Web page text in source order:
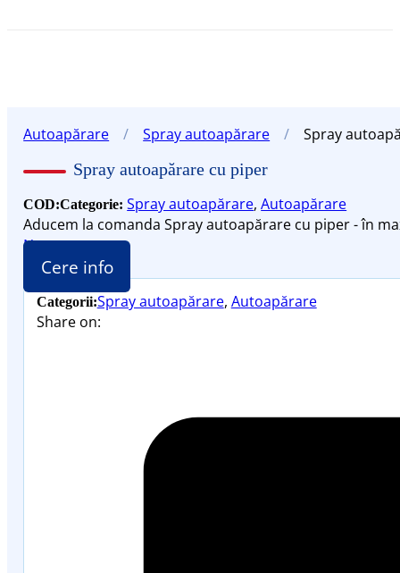
Autoapărare / Spray autoapărare / Spray
Spray autoapărare cu piper
COD:Categorie:Spray autoapărare,Autoapărare
Aducem la comanda Spray autoapărare cu piper - în
Nou
Cere info
Categorii:Spray autoapărare, Autoapărare
Share on: